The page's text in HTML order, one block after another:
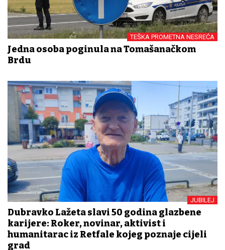
TEŠKA PROMETNA NESREĆA
Jedna osoba poginula na Tomašanačkom
Brdu
JUBILEJ
Dubravko Lažeta slavi 50 godina glazbene
karijere: Roker, novinar, aktivist i
humanitarac iz Retfale kojeg poznaje cijeli
grad